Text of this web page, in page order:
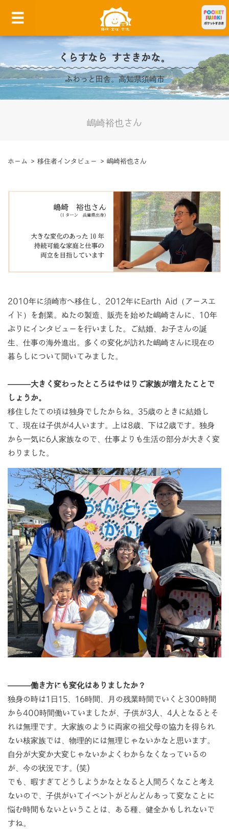
くらすなら すさきかな。
ふわっと田舎。高知県須崎市
嶋崎裕也さん
ホーム > 移住者インタビュー > 嶋崎裕也さん
2010年に須崎市へ移住し、2012年にEarth Aid（アースエ
イド）を創業。ぬたの製造、販売を始めた嶋崎さんに、10年
ぶりにインタビューを行いました。ご結婚、お子さんの誕
生、仕事の海外進出。多くの変化が訪れた嶋崎さんに現在の
暮らしについて聞いてみました。
―――大きく変わったところはやはりご家族が増えたことで
しょうか。
移住したての頃は独身でしたからね。35歳のときに結婚し
て、現在は子供が4人います。上は8歳、下は2歳です。独身
から一気に6人家族なので、仕事よりも生活の部分が大きく変
わりました。
―――働き方にも変化はありましたか？
独身の時は1日15、16時間、月の残業時間でいくと300時間
から400時間働いていましたが、子供が3人、4人となるとそ
れは無理です。大家族のように両家の祖父母の協力を得られ
ない核家族では、物理的には無理じゃないかなと思います。
自分が大変か大変じゃないかよくわからなくなっているの
が、今の状況です。(笑)
でも、暇すぎてどうしようかなとなると人間ろくなこと考え
ないので、子供がいてイベントがどんどんあって変なことに
悩む時間もないということは、ある種、健全かもしれないで
すね。